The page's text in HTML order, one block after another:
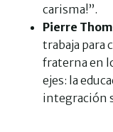
carisma!”.
Pierre
trabaja para
fraterna en
ejes: la
integración